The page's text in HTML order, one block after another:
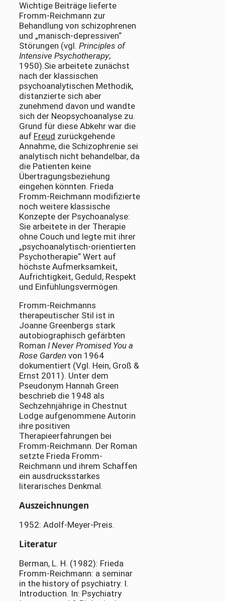
Wichtige Beiträge lieferte
Fromm-Reichmann zur
Behandlung von schizophrenen
und „manisch-depressiven“
Störungen (vgl. Principles of
Intensive Psychotherapy;
1950).Sie arbeitete zunächst
nach der klassischen
psychoanalytischen Methodik,
distanzierte sich aber
zunehmend davon und wandte
sich der Neopsychoanalyse zu.
Grund für diese Abkehr war die
auf Freud zurückgehende
Annahme, die Schizophrenie sei
analytisch nicht behandelbar, da
die Patienten keine
Übertragungsbeziehung
eingehen könnten. Frieda
Fromm-Reichmann modifizierte
noch weitere klassische
Konzepte der Psychoanalyse:
Sie arbeitete in der Therapie
ohne Couch und legte mit ihrer
„psychoanalytisch-orientierten
Psychotherapie“ Wert auf
höchste Aufmerksamkeit,
Aufrichtigkeit, Geduld, Respekt
und Einfühlungsvermögen.
Fromm-Reichmanns
therapeutischer Stil ist in
Joanne Greenbergs stark
autobiographisch gefärbten
Roman I Never Promised You a
Rose Garden von 1964
dokumentiert (Vgl. Hein, Groß &
Ernst 2011). Unter dem
Pseudonym Hannah Green
beschrieb die 1948 als
Sechzehnjährige in Chestnut
Lodge aufgenommene Autorin
ihre positiven
Therapieerfahrungen bei
Fromm-Reichmann. Der Roman
setzte Frieda Fromm-
Reichmann und ihrem Schaffen
ein ausdrucksstarkes
literarisches Denkmal.
Auszeichnungen
1952: Adolf-Meyer-Preis.
Literatur
Berman, L. H. (1982): Frieda
Fromm-Reichmann: a seminar
in the history of psychiatry. I.
Introduction. In: Psychiatry